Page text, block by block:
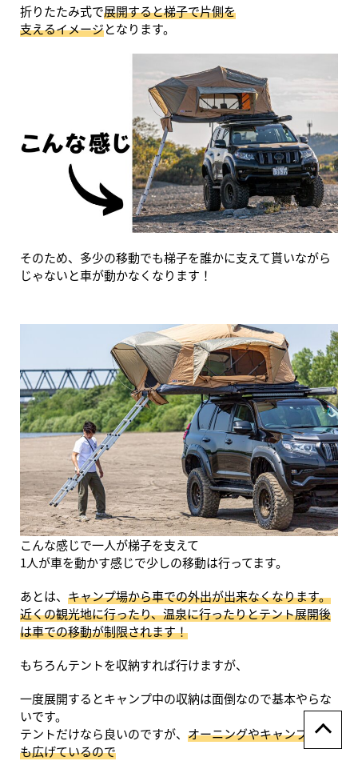
折りたたみ式で展開すると梯子で片側を
支えるイメージとなります。
そのため、多少の移動でも梯子を誰かに支えて貰いながら
じゃないと車が動かなくなります！
こんな感じで一人が梯子を支えて
1人が車を動かす感じで少しの移動は行ってます。
あとは、 キャンプ場から車での外出が出来なくなります。
近くの観光地に行ったり、温泉に行ったりとテント展開後
は車での移動が制限されます！
もちろんテントを収納すれば行けますが、
一度展開するとキャンプ中の収納は面倒なので基本やらな
いです。
テントだけなら良いのですが、 オーニングやキャンプギア
も広げているので